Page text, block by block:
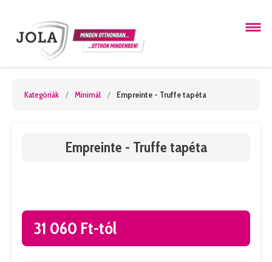
Kategóriák / Minimál / Empreinte - Truffe tapéta
Empreinte - Truffe tapéta
31 060 Ft-tól